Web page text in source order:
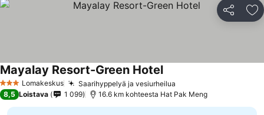
Jaa
3 Tähtiluokitus
Lomakeskus Saarihyppelyä ja vesiurheilua
Mayalay Resort-Green Hotel
8,5 Loistava 1 099 16.6 km kohteesta Hat Pak Meng